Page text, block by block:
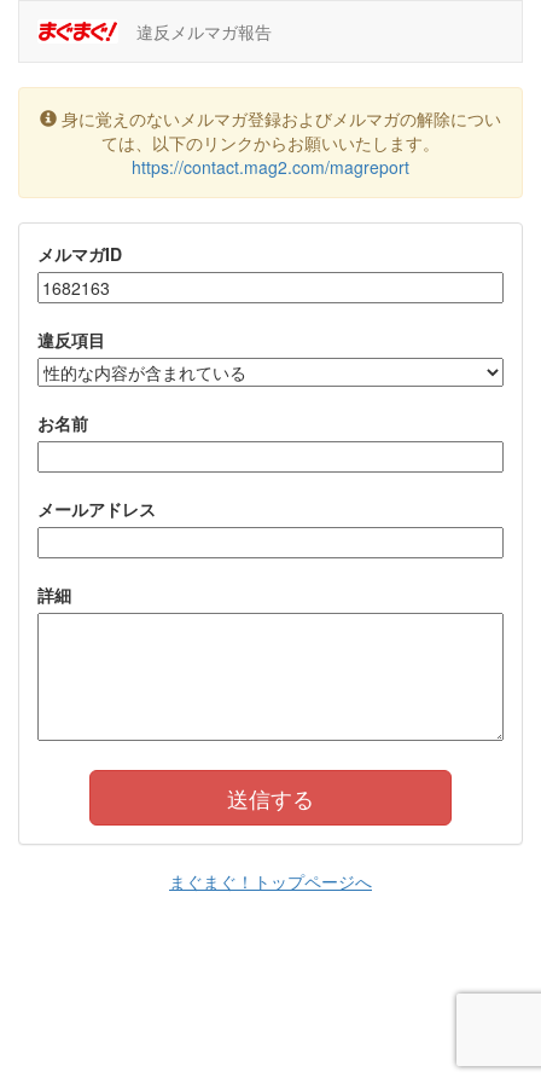
違反メルマガ報告
身に覚えのないメルマガ登録およびメルマガの解除につい
ては、以下のリンクからお願いいたします。
https://contact.mag2.com/magreport
メルマガID
違反項目
お名前
メールアドレス
詳細
まぐまぐ！トップページへ